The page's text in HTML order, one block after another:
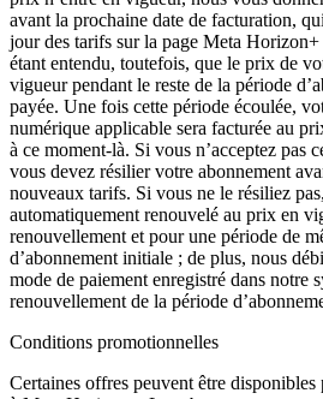
avant la prochaine date de facturation,
jour des tarifs sur la page Meta
étant entendu, toutefois, que le prix de
vigueur pendant le reste de la période
payée. Une fois cette période écoulée,
numérique applicable sera facturée au
à ce moment-là. Si vous n’acceptez pas
vous devez résilier votre abonnement
nouveaux tarifs. Si vous ne le résiliez
automatiquement renouvelé au prix en
renouvellement et pour une période de
d’abonnement initiale ; de plus, nous
mode de paiement enregistré dans notre
renouvellement de la période
Conditions promotionnelles
Certaines offres peuvent être